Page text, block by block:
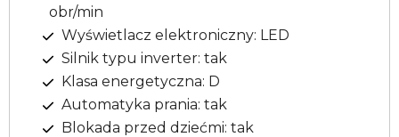
obr/min
Wyświetlacz elektroniczny: LED
Silnik typu inverter: tak
Klasa energetyczna: D
Automatyka prania: tak
Blokada przed dziećmi: tak